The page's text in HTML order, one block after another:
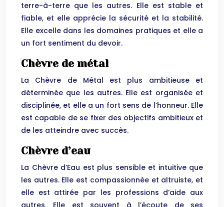
terre-à-terre que les autres. Elle est stable et
fiable, et elle apprécie la sécurité et la stabilité.
Elle excelle dans les domaines pratiques et elle a
un fort sentiment du devoir.
Chèvre de métal
La Chèvre de Métal est plus ambitieuse et
déterminée que les autres. Elle est organisée et
disciplinée, et elle a un fort sens de l’honneur. Elle
est capable de se fixer des objectifs ambitieux et
de les atteindre avec succès.
Chèvre d’eau
La Chèvre d’Eau est plus sensible et intuitive que
les autres. Elle est compassionnée et altruiste, et
elle est attirée par les professions d’aide aux
autres. Elle est souvent à l’écoute de ses